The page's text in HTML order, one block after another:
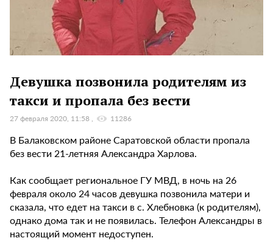
Девушка позвонила родителям из
такси и пропала без вести
27 февраля 2020, 11:58 11286
В Балаковском районе Саратовской области пропала
без вести 21-летняя Александра Харлова.
Как сообщает региональное ГУ МВД, в ночь на 26
февраля около 24 часов девушка позвонила матери и
сказала, что едет на такси в с. Хлебновка (к родителям),
однако дома так и не появилась. Телефон Александры в
настоящий момент недоступен.